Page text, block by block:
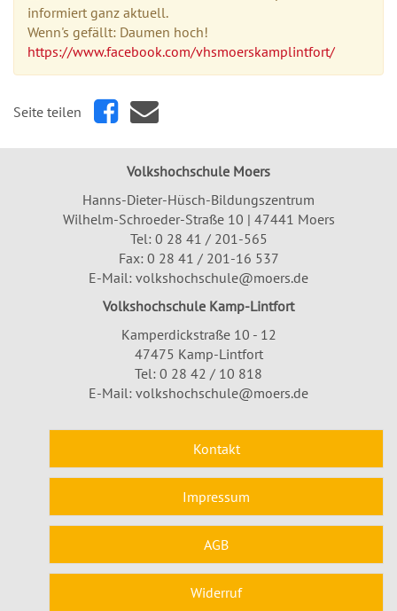
informiert ganz aktuell.
Wenn's gefällt: Daumen hoch!
https://www.facebook.com/vhsmoerskamplintfort/
Seite teilen
Volkshochschule Moers
Hanns-Dieter-Hüsch-Bildungszentrum
Wilhelm-Schroeder-Straße 10 | 47441 Moers
Tel: 0 28 41 / 201-565
Fax: 0 28 41 / 201-16 537
E-Mail: volkshochschule@moers.de
Volkshochschule Kamp-Lintfort
Kamperdickstraße 10 - 12
47475 Kamp-Lintfort
Tel: 0 28 42 / 10 818
E-Mail: volkshochschule@moers.de
Kontakt
Impressum
AGB
Widerruf